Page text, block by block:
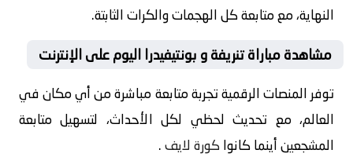
النهاية، مع متابعة كل الهجمات والكرات الثابتة.
مشاهدة مباراة تنريفة و بونتيفيدرا اليوم على الإنترنت
توفر المنصات الرقمية تجربة متابعة مباشرة من أي مكان في
العالم، مع تحديث لحظي لكل الأحداث، لتسهيل متابعة
المشجعين أينما كانواكورة لايف.